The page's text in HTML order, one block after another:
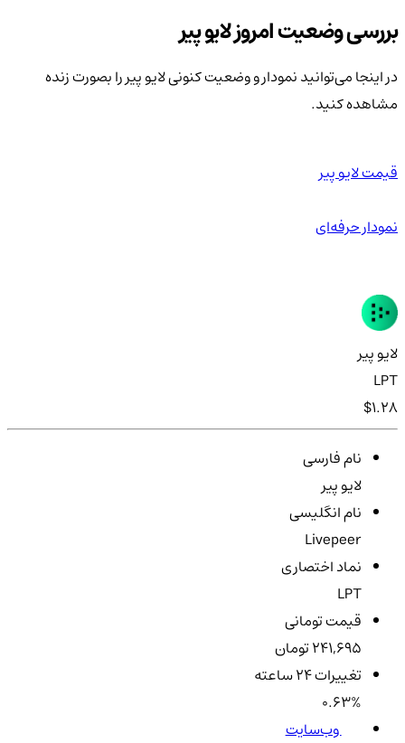
بررسی وضعیت امروز لایو پیر
در اینجا می‌توانید نمودار و وضعیت کنونی لایو پیر را بصورت زنده
مشاهده کنید.
قیمت لایو پیر
نمودار حرفه‌ای
لایو پیر
LPT
$1.28
نام فارسی
لایو پیر
نام انگلیسی
Livepeer
نماد اختصاری
LPT
قیمت تومانی
241,695 تومان
تغییرات ۲۴ ساعته
0.63%
وب‌سایت